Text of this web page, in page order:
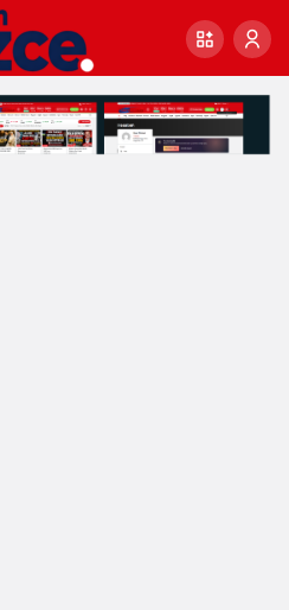
0 Paylaş